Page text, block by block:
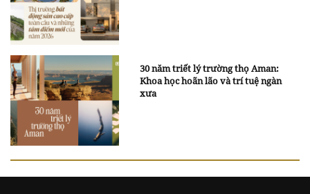
30 năm triết lý trường thọ Aman:
Khoa học hoãn lão và trí tuệ ngàn
xưa